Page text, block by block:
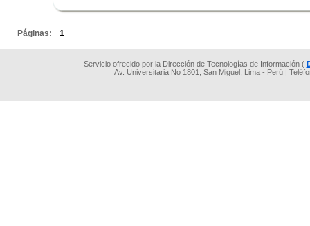
Páginas: 1
Servicio ofrecido por la Dirección de Tecnologías de Información (
Av. Universitaria No 1801, San Miguel, Lima - Perú |